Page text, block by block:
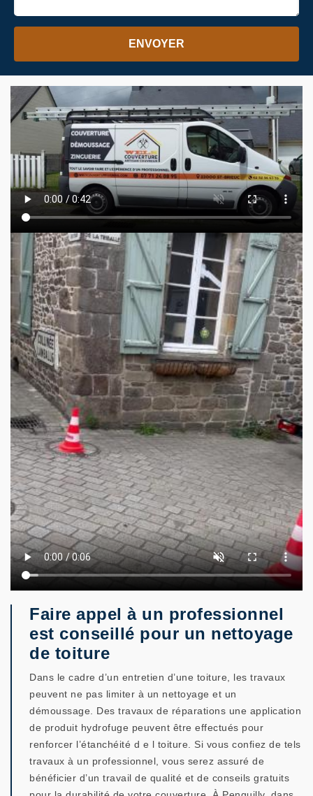
Faire appel à un professionnel
est conseillé pour un nettoyage
de toiture
Dans le cadre d’un entretien d’une toiture, les travaux
peuvent ne pas limiter à un nettoyage et un
démoussage. Des travaux de réparations une application
de produit hydrofuge peuvent être effectués pour
renforcer l’étanchéité d e l toiture. Si vous confiez de tels
travaux à un professionnel, vous serez assuré de
bénéficier d’un travail de qualité et de conseils gratuits